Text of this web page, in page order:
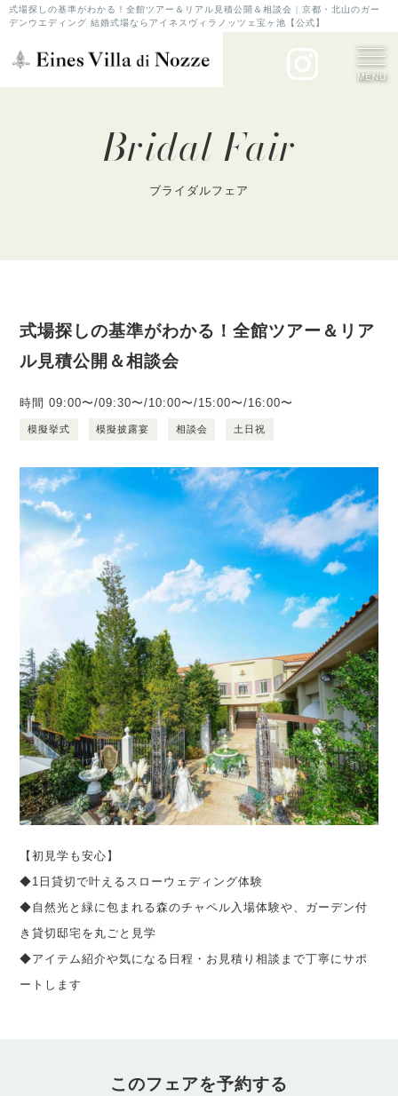
式場探しの基準がわかる！全館ツアー＆リアル見積公開＆相談会 | 京都・北山のガー
デンウエディング 結婚式場ならアイネスヴィラノッツェ宝ヶ池【公式】
MENU
Bridal Fair
ブライダルフェア
式場探しの基準がわかる！全館ツアー＆リア
ル見積公開＆相談会
時間 09:00〜/09:30〜/10:00〜/15:00〜/16:00〜
模擬挙式 模擬披露宴 相談会 土日祝
【初見学も安心】
◆1日貸切で叶えるスローウェディング体験
◆自然光と緑に包まれる森のチャペル入場体験や、ガーデン付
き貸切邸宅を丸ごと見学
◆アイテム紹介や気になる日程・お見積り相談まで丁寧にサポ
ートします
このフェアを予約する